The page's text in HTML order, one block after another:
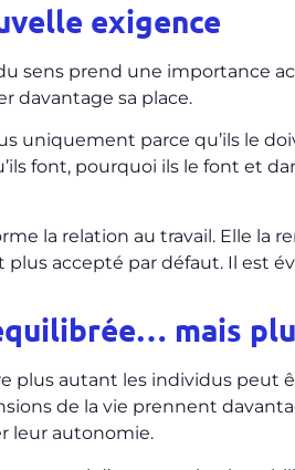
exigence
sens prend une importance
davantage sa place.
uniquement parce qu’ils le
font, pourquoi ils le font et
la relation au travail. Elle la
plus accepté par défaut. Il est
mais
plus autant les individus
de la vie prennent
leur autonomie.